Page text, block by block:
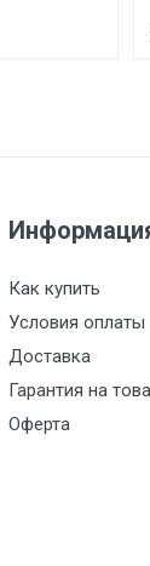
Как купить
Условия оплаты
Доставка
Гарантия на
Оферта